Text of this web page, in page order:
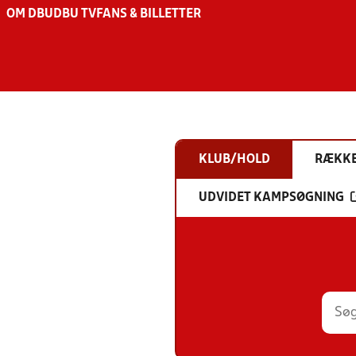
OM DBU DBU TV FANS & BILLETTER
KLUB/HOLD
UDVIDET KAMPSØGNING